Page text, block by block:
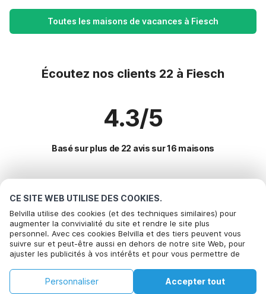
CE SITE WEB UTILISE DES COOKIES.
Belvilla utilise des cookies (et des techniques similaires) pour
augmenter la convivialité du site et rendre le site plus
personnel. Avec ces cookies Belvilla et des tiers peuvent vous
suivre sur et peut-être aussi en dehors de notre site Web, pour
ajuster les publicités à vos intérêts et pour vous permettre de
Accepter, vous acceptez de le faire. Plus d'informations peuvent
être trouvées dans notre
politique de cookie.
Accepter tout
Personnaliser
Toutes les maisons de vacances à Fiesch
Écoutez nos clients 22 à Fiesch
4.3/5
Basé sur plus de 22 avis sur 16 maisons
Destinations les plus populaires pour les
vacances
Villes offrant les meilleures commodités pour les vacances
Maison de vacances en station de ski orsieres
Maison de vacances en station de ski champery
Maison de vacances en station de ski val-dilliez
Commodités populaires pour les vacances en Fiesch
Maison de vacances en station de ski
Villes populaires pour les vacances en Valais